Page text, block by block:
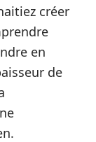
créer
en
de